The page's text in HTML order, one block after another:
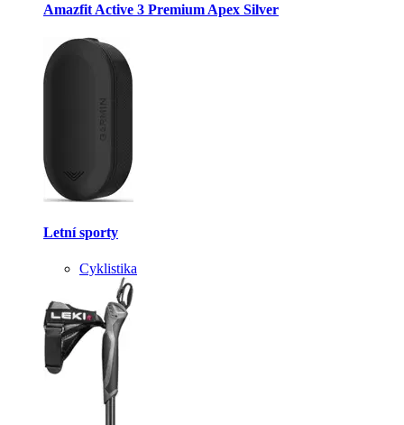
Amazfit Active 3 Premium Apex Silver
Letní sporty
Cyklistika